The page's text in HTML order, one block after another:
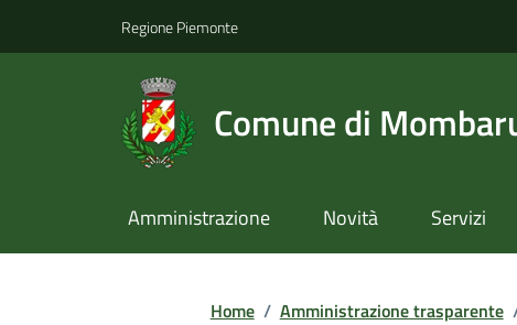
Regione Piemonte
Comune di
Amministrazione Novità Servizi
Home / Amministrazione trasparente